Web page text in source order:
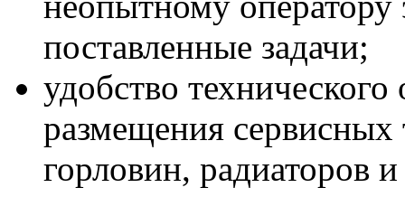
поставленные задачи;
удобство
размещения сервисных
горловин, радиаторов